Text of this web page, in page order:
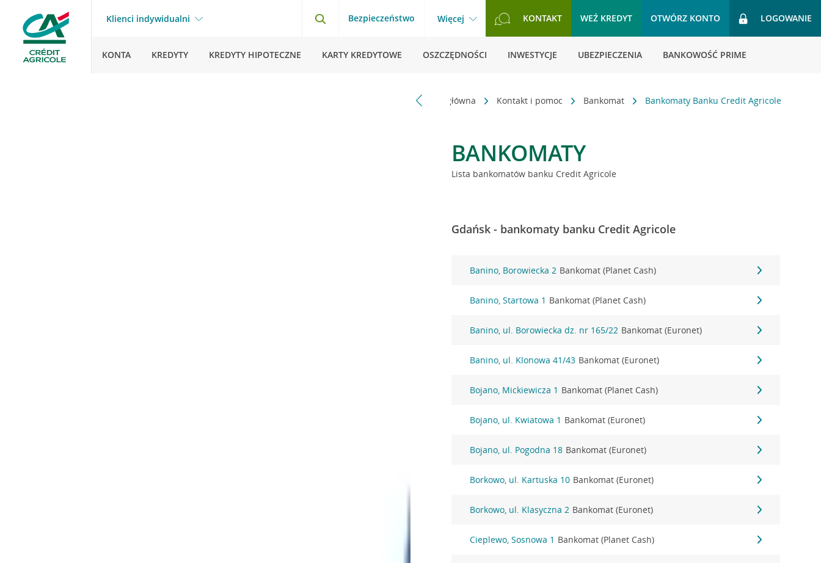
Klienci indywidualni Bezpieczeństwo Więcej KONTAKT WEŹ KREDYT OTWÓRZ KONTO LOGOWANIE
KONTA KREDYTY KREDYTY HIPOTECZNE KARTY KREDYTOWE OSZCZĘDNOŚCI INWESTYCJE UBEZPIECZENIA BANKOWOŚĆ PRIME
Strona główna Kontakt i pomoc Bankomat Bankomaty Banku Credit Agricole
BANKOMATY
Lista bankomatów banku Credit Agricole
Gdańsk - bankomaty banku Credit Agricole
Banino, Borowiecka 2 Bankomat (Planet Cash)
Banino, Startowa 1 Bankomat (Planet Cash)
Banino, ul. Borowiecka dz. nr 165/22 Bankomat (Euronet)
Banino, ul. Klonowa 41/43 Bankomat (Euronet)
Bojano, Mickiewicza 1 Bankomat (Planet Cash)
Bojano, ul. Kwiatowa 1 Bankomat (Euronet)
Bojano, ul. Pogodna 18 Bankomat (Euronet)
Borkowo, ul. Kartuska 10 Bankomat (Euronet)
Borkowo, ul. Klasyczna 2 Bankomat (Euronet)
Cieplewo, Sosnowa 1 Bankomat (Planet Cash)